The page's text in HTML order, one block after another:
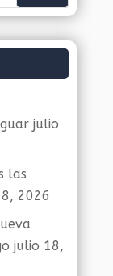
julio
las
2026
julio 18,